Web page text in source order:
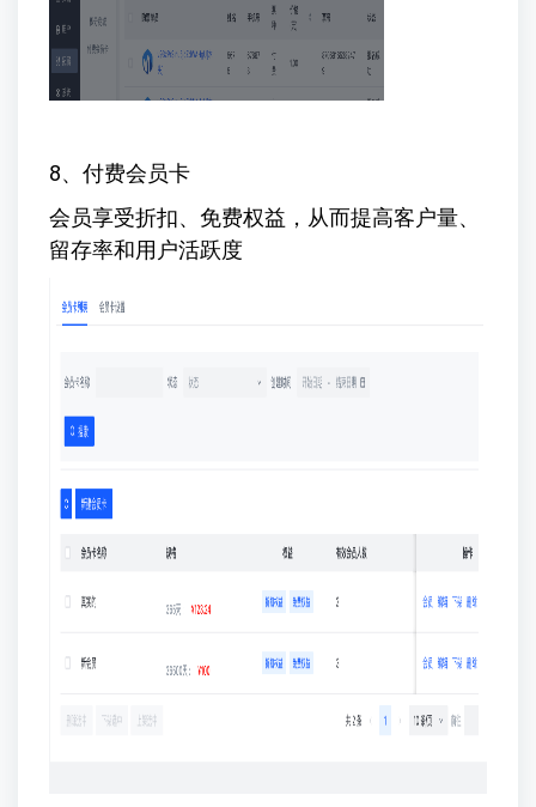
8、付费会员卡
会员享受折扣、免费权益，从而提高客户量、
留存率和用户活跃度